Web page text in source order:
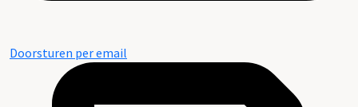
Doorsturen per email